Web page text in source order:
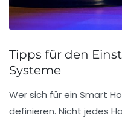
Tipps für den
Systeme
Wer sich für ein Smart
definieren. Nicht jedes